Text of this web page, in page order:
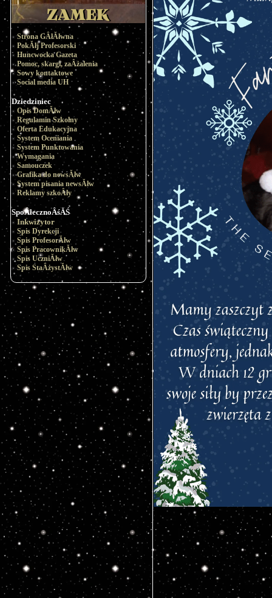
Strona GÂłĂłwna
PokĂłj Profesorski
Huncwocka Gazeta
Pomoc, skargi, zaÂżalenia
Sowy kontaktowe
Social media UH
Dziedziniec
Opis DomĂłw
Regulamin Szkolny
Oferta Edukacyjna
System Oceniania
System Punktowania
Wymagania
Samouczek
Grafika do newsĂłw
System pisania newsĂłw
Reklamy szkoÂły
SpoÂłecznoÂśĂŚ
Inkwizytor
Spis Dyrekcji
Spis ProfesorĂłw
Spis PracownikĂłw
Spis UczniĂłw
Spis StaÂżystĂłw